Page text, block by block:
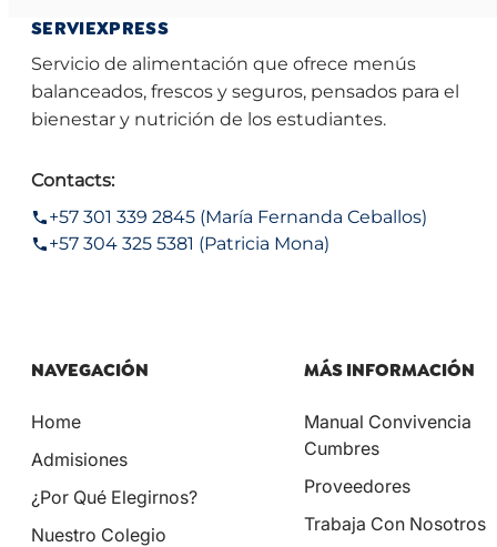
SERVIEXPRESS
Servicio de alimentación que ofrece menús
balanceados, frescos y seguros, pensados para el
bienestar y nutrición de los estudiantes.
Contacts:
+57 301 339 2845 (María Fernanda Ceballos)
+57 304 325 5381 (Patricia Mona)
NAVEGACIÓN
Home
Admisiones
¿Por Qué Elegirnos?
Nuestro Colegio
MÁS INFORMACIÓN
Manual Convivencia
Cumbres
Proveedores
Trabaja Con Nosotros